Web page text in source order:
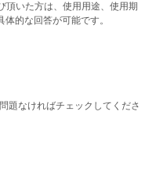
頂いた方は、使用用途、使用期
的な回答が可能です。
題なければチェックしてくださ